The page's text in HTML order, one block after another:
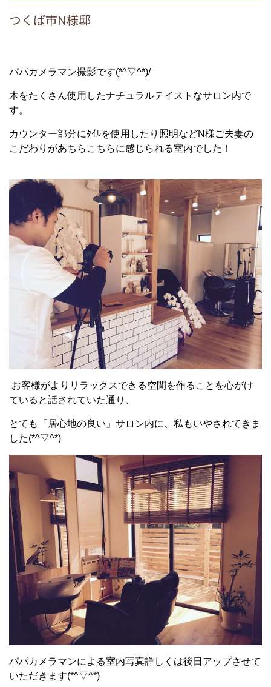
つくば市N様邸
パパカメラマン撮影です(*^▽^*)/
木をたくさん使用したナチュラルテイストなサロン内で
す。
カウンター部分にﾀｲﾙを使用したり照明などN様ご夫妻の
こだわりがあちらこちらに感じられる室内でした！
お客様がよりリラックスできる空間を作ることを心がけ
ていると話されていた通り、
とても「居心地の良い」サロン内に、私もいやされてきま
した(*^▽^*)
パパカメラマンによる室内写真詳しくは後日アップさせて
いただきます(*^▽^*)